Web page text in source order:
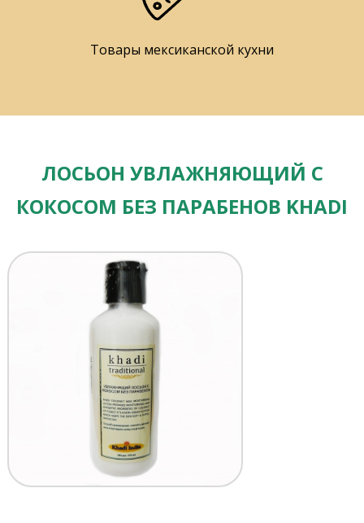
Товары мексиканской кухни
ЛОСЬОН УВЛАЖНЯЮЩИЙ С
КОКОСОМ БЕЗ ПАРАБЕНОВ KHADI